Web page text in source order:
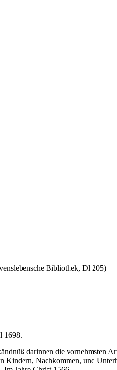
Bibliothek, Dl 205)
1698.
darinnen die vornehmsten
Nachkommen, und